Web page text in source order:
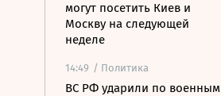
могут посетить Киев и
Москву на следующей
неделе
14:49 / Политика
ВС РФ ударили по военным